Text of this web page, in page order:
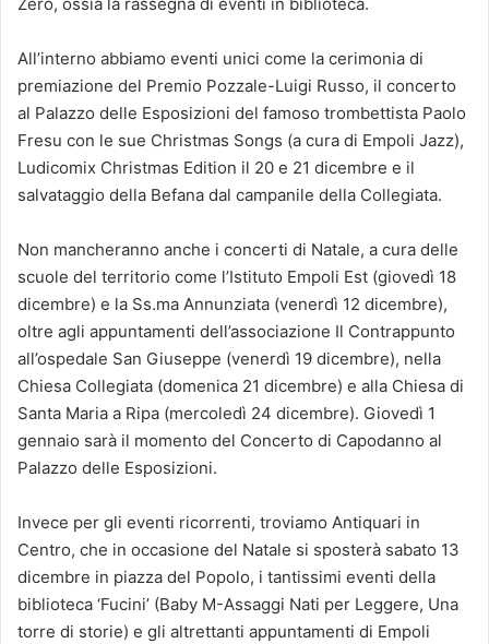
All’interno abbiamo eventi unici come la cerimonia di
premiazione del Premio Pozzale-Luigi Russo, il concerto
al Palazzo delle Esposizioni del famoso trombettista Paolo
Fresu con le sue Christmas Songs (a cura di Empoli Jazz),
Ludicomix Christmas Edition il 20 e 21 dicembre e il
salvataggio della Befana dal campanile della Collegiata.
Non mancheranno anche i concerti di Natale, a cura delle
scuole del territorio come l’Istituto Empoli Est (giovedì 18
dicembre) e la Ss.ma Annunziata (venerdì 12 dicembre),
oltre agli appuntamenti dell’associazione Il Contrappunto
all’ospedale San Giuseppe (venerdì 19 dicembre), nella
Chiesa Collegiata (domenica 21 dicembre) e alla Chiesa di
Santa Maria a Ripa (mercoledì 24 dicembre). Giovedì 1
gennaio sarà il momento del Concerto di Capodanno al
Palazzo delle Esposizioni.
Invece per gli eventi ricorrenti, troviamo Antiquari in
Centro, che in occasione del Natale si sposterà sabato 13
dicembre in piazza del Popolo, i tantissimi eventi della
biblioteca ‘Fucini’ (Baby M-Assaggi Nati per Leggere, Una
torre di storie) e gli altrettanti appuntamenti di Empoli